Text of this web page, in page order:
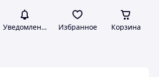
Уведомления Избранное Корзина